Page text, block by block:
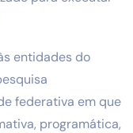
entidades do
federativa em que
programática,